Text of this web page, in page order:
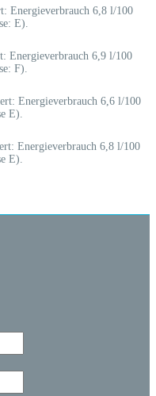
Energieverbrauch 6,8 l/100
E).
Energieverbrauch 6,9 l/100
F).
Energieverbrauch 6,6 l/100
E).
Energieverbrauch 6,8 l/100
E).